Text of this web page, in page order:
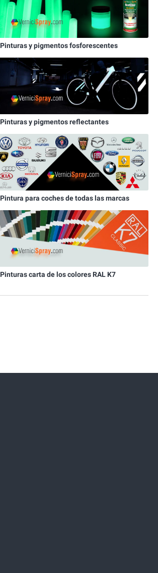
Pinturas y pigmentos fosforescentes
Pinturas y pigmentos reflectantes
Pintura para coches de todas las marcas
Pinturas carta de los colores RAL K7